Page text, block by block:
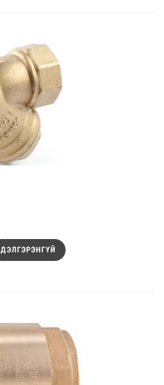
ДЭЛГЭРЭНГҮЙ